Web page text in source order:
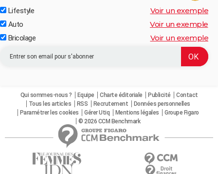
Lifestyle Voir un exemple
Auto Voir un exemple
Bricolage Voir un exemple
Qui sommes-nous ? Equipe Charte éditoriale Publicité
Contact
Tous les articles
RSS Recrutement
Données personnelles
Paramétrer les cookies
Gérer Utiq Mentions légales
Groupe Figaro
© 2026 CCM Benchmark